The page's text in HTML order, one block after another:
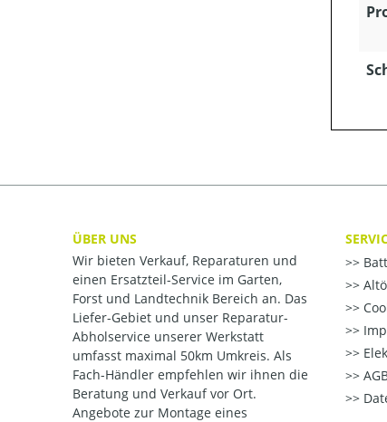
ÜBER UNS
Wir bieten Verkauf, Reparaturen und
einen Ersatzteil-Service im Garten,
Forst und Landtechnik Bereich an. Das
Liefer-Gebiet und unser Reparatur-
Abholservice unserer Werkstatt
umfasst maximal 50km Umkreis. Als
Fach-Händler empfehlen wir ihnen die
Beratung und Verkauf vor Ort.
Angebote zur Montage eines